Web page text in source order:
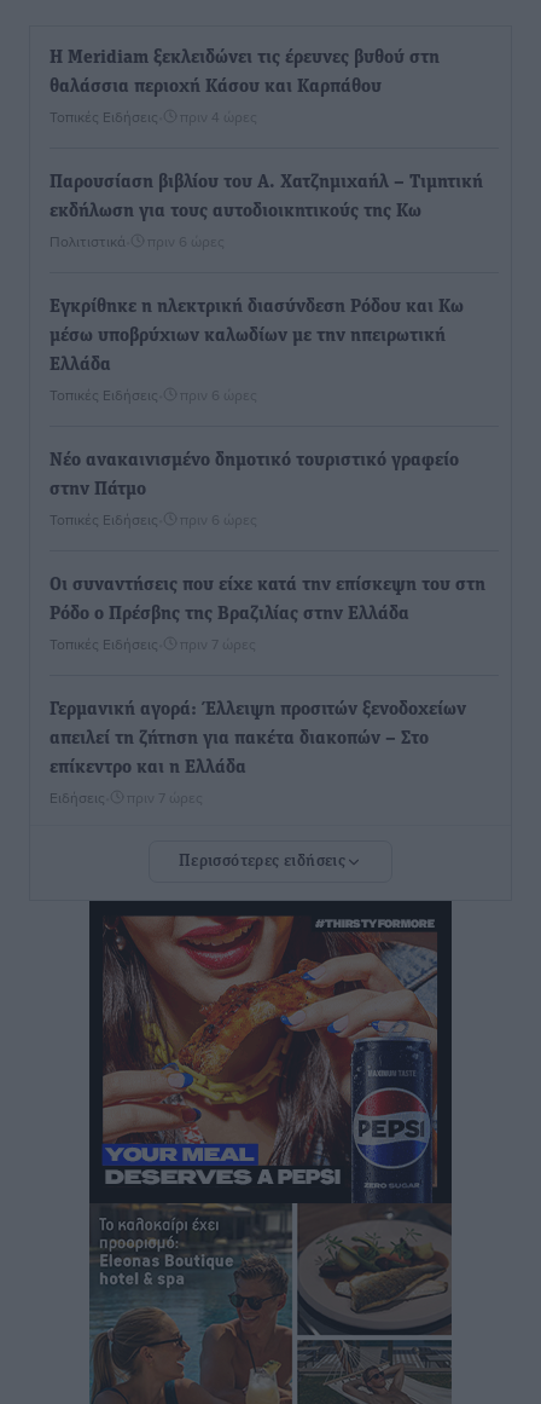
Η Meridiam ξεκλειδώνει τις έρευνες βυθού στη
θαλάσσια περιοχή Κάσου και Καρπάθου
Τοπικές Ειδήσεις πριν 4 ώρες
Παρουσίαση βιβλίου του Α. Χατζημιχαήλ – Τιμητική
εκδήλωση για τους αυτοδιοικητικούς της Κω
Πολιτιστικά πριν 6 ώρες
Εγκρίθηκε η ηλεκτρική διασύνδεση Ρόδου και Κω
μέσω υποβρύχιων καλωδίων με την ηπειρωτική
Ελλάδα
Τοπικές Ειδήσεις πριν 6 ώρες
Νέο ανακαινισμένο δημοτικό τουριστικό γραφείο
στην Πάτμο
Τοπικές Ειδήσεις πριν 6 ώρες
Οι συναντήσεις που είχε κατά την επίσκεψη του στη
Ρόδο ο Πρέσβης της Βραζιλίας στην Ελλάδα
Τοπικές Ειδήσεις πριν 7 ώρες
Γερμανική αγορά: Έλλειψη προσιτών ξενοδοχείων
απειλεί τη ζήτηση για πακέτα διακοπών – Στο
επίκεντρο και η Ελλάδα
Ειδήσεις πριν 7 ώρες
Νέο ξενοδοχείο στη Ρόδο για την H Hotels –
στην Κω
Τοπικές Ειδήσεις πριν 7 ώρες
Αυτοκίνητο μπήκε παράνομα σε μονόδρομο στο
Μαστιχάρι – Αναποδογύρισε όχημα με μητέρα και
5χρονο παιδί
Τοπικές Ειδήσεις• πριν 8 ώρες
“Η Ευρώπη αντιμετώπιζε το προσφυγικό σαν ταινία
τρόμου” – Η συγκλονιστική μαρτυρία της Χαρούλας
Γιασιράνη στον RV για τα γεγονότα που οδήγησαν στο
Σύμφωνο της Λέρου
Τοπικές Ειδήσεις • πριν 8 ώρες
Συναυλία με τον Γιάννη Κότσιρα στις 21 Αυγούστου
Πολιτιστικά• πριν 8 ώρες
Περισσότερες ειδήσεις